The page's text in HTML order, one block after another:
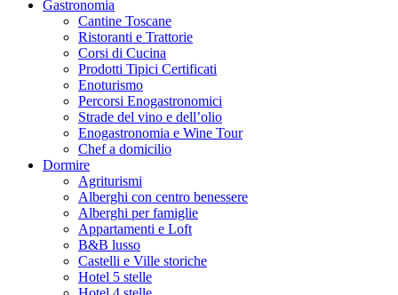
Gastronomia
Cantine Toscane
Ristoranti e Trattorie
Corsi di Cucina
Prodotti Tipici Certificati
Enoturismo
Percorsi Enogastronomici
Strade del vino e dell’olio
Enogastronomia e Wine Tour
Chef a domicilio
Dormire
Agriturismi
Alberghi con centro benessere
Alberghi per famiglie
Appartamenti e Loft
B&B lusso
Castelli e Ville storiche
Hotel 5 stelle